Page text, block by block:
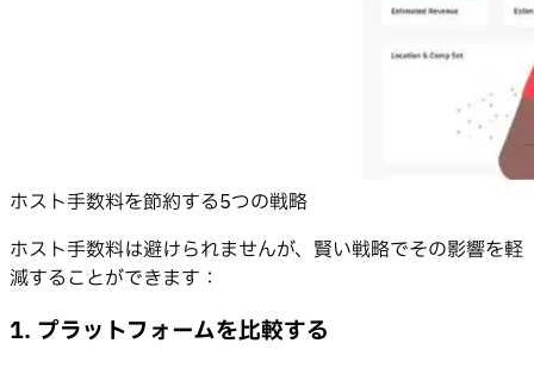
ホスト手数料を節約する5つの戦略
ホスト手数料は避けられませんが、賢い戦略でその影響を軽
減することができます：
1. プラットフォームを比較する